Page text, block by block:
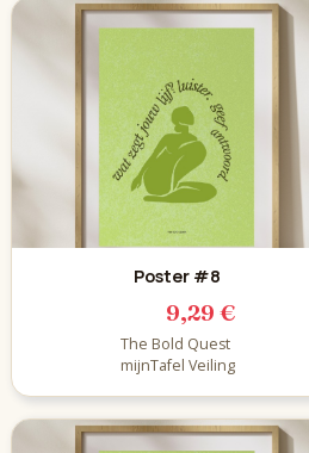
Poster #8
9,29 €
The Bold Quest
mijnTafel Veiling